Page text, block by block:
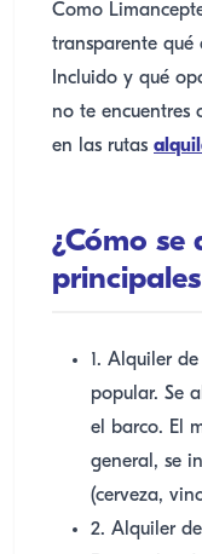
Como
transparente qué
Incluido y qué
no te encuentres
en las rutas
¿Cómo se
principales
1. Alquiler
popular. Se
el barco. El
general, se
(cerveza,
2. Alquiler